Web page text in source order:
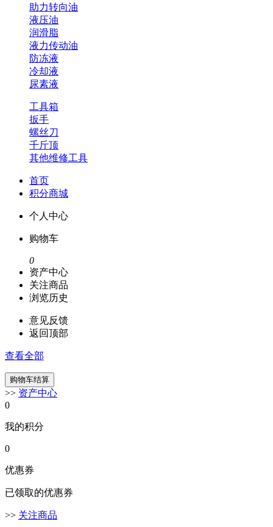
助力转向油
液压油
润滑脂
液力传动油
防冻液
冷却液
尿素液
工具箱
扳手
螺丝刀
千斤顶
其他维修工具
首页
积分商城
个人中心
购物车
0
资产中心
关注商品
浏览历史
意见反馈
返回顶部
查看全部
>> 资产中心
0
我的积分
0
优惠券
已领取的优惠券
>> 关注商品